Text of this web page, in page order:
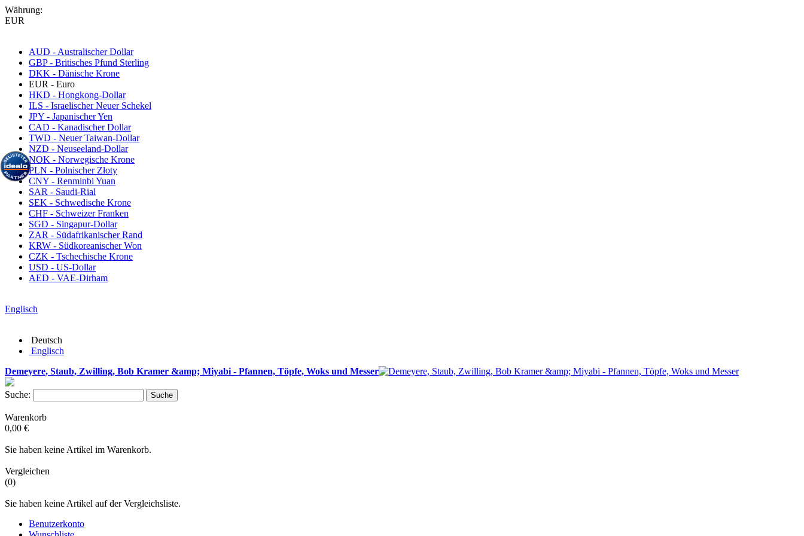
Währung:
EUR
AUD - Australischer Dollar
GBP - Britisches Pfund Sterling
DKK - Dänische Krone
EUR - Euro
HKD - Hongkong-Dollar
ILS - Israelischer Neuer Schekel
JPY - Japanischer Yen
CAD - Kanadischer Dollar
TWD - Neuer Taiwan-Dollar
NZD - Neuseeland-Dollar
NOK - Norwegische Krone
PLN - Polnischer Złoty
CNY - Renminbi Yuan
SAR - Saudi-Rial
SEK - Schwedische Krone
CHF - Schweizer Franken
SGD - Singapur-Dollar
ZAR - Südafrikanischer Rand
KRW - Südkoreanischer Won
CZK - Tschechische Krone
USD - US-Dollar
AED - VAE-Dirham
Englisch
Deutsch
Englisch
Demeyere, Staub, Zwilling, Bob Kramer &amp; Miyabi - Pfannen, Töpfe, Woks und Messer
Suche: Suche
Warenkorb
0,00 €
Sie haben keine Artikel im Warenkorb.
Vergleichen
(0)
Sie haben keine Artikel auf der Vergleichsliste.
Benutzerkonto